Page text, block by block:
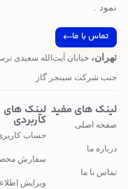
نمود .
تماس با ما
تهران، خیابان آیت‌الله سعیدی
جنب شرکت سینجر گاز
لینک های مفید
صفحه اصلی
درباره ما
تماس با ما
لینک های
کاربردی
حساب
سفارش
ویرایش